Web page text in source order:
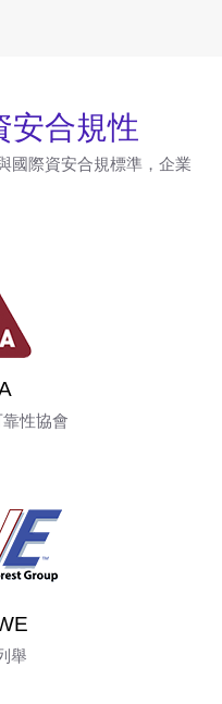
安合規性
國際資安合規標準，企業
性協會
舉